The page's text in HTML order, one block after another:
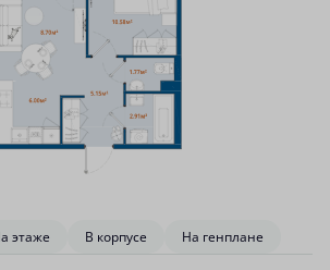
этаже В корпусе На генплане